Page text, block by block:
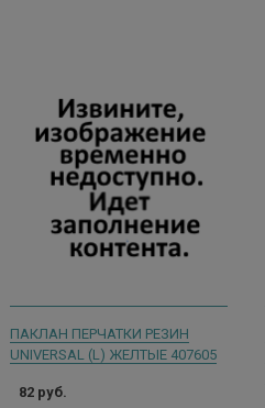
ПАКЛАН ПЕРЧАТКИ РЕЗИН
UNIVERSAL (L) ЖЕЛТЫЕ 407605
82 руб.